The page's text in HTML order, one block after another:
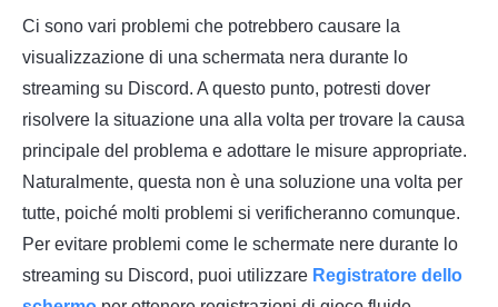
Ci sono vari problemi che potrebbero causare la
visualizzazione di una schermata nera durante lo
streaming su Discord. A questo punto, potresti dover
risolvere la situazione una alla volta per trovare la causa
principale del problema e adottare le misure appropriate.
Naturalmente, questa non è una soluzione una volta per
tutte, poiché molti problemi si verificheranno comunque.
Per evitare problemi come le schermate nere durante lo
streaming su Discord, puoi utilizzare Registratore dello